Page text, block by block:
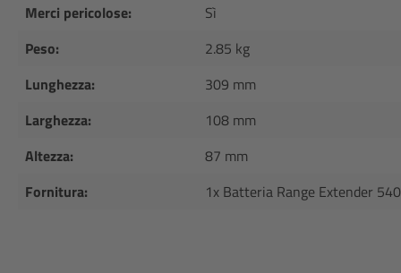
Merci pericolose:
Sì
Peso:
2.85 kg
Lunghezza:
309 mm
Larghezza:
108 mm
Altezza:
87 mm
Fornitura:
1x Batteria Range Extender